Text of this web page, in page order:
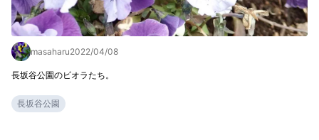
masaharu2022/04/08
長坂谷公園のビオラたち。
長坂谷公園